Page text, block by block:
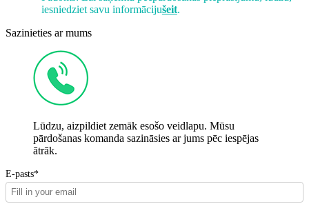
iesniedziet savu informācijušeit.
Sazinieties ar mums
Lūdzu, aizpildiet zemāk esošo veidlapu. Mūsu
pārdošanas komanda sazināsies ar jums pēc iespējas
ātrāk.
E-pasts*